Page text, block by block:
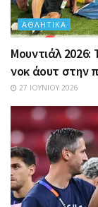
ΑΘΛΗΤΙΚΆ
Μουντιάλ 2026:
νοκ άουτ στην
27 ΙΟΥΝΊΟΥ 2026